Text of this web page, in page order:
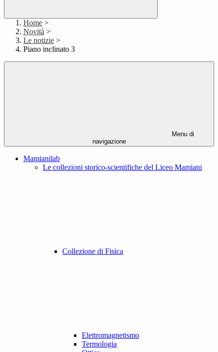
Home >
Novità >
Le notizie >
Piano inclinato 3
Menu di
navigazione
Mamianilab
Le collezioni storico-scientifiche del Liceo Mamiani
Collezione di Fisica
Elettromagnetismo
Termologia